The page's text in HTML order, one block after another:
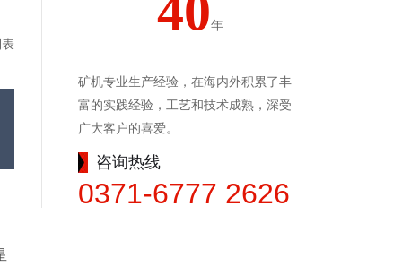
年
矿机专业生产经验，在海内外积累了丰
富的实践经验，工艺和技术成熟，深受
广大客户的喜爱。
咨询热线
0371-6777 2626